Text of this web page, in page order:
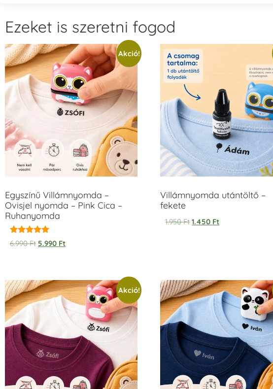
Ezeket is szeretni fogod
Akció!
Egyszínű Villámnyomda –
Ovisjel nyomda – Pink Cica –
Ruhanyomda
Értékelés:
5.00
6.990Ft 5.990 Ft
Villámnyomda utántöltő –
fekete
1.950Ft 1.450 Ft
Akció!